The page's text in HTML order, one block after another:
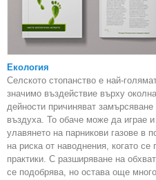
Екология
Селското стопанство е най-
значимо въздействие върху
дейности причиняват
въздуха. То обаче може да играе
улавянето на парникови газове в
на риска от наводнения, когато
практики. С разширяване на
се подобрява, но остава още